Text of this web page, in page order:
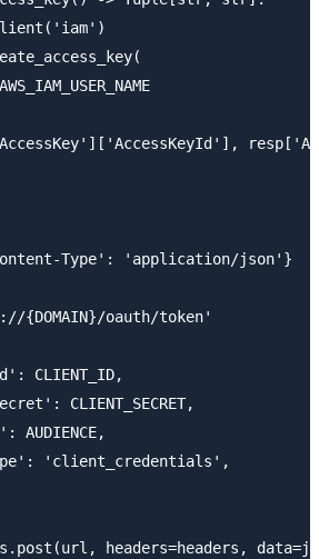
Type': 'application/json'}
{DOMAIN}/oauth/token'
CLIENT_ID,
CLIENT_SECRET,
AUDIENCE,
'client_credentials',
headers=headers,